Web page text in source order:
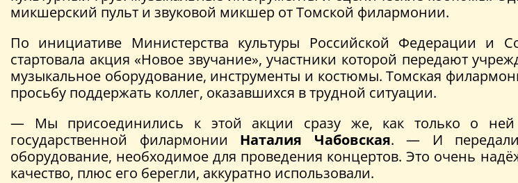
микшерский пульт и звуковой микшер от Томской филармонии.
По инициативе Министерства культуры Российской Федерации и
стартовала акция «Новое звучание», участники которой передают
музыкальное оборудование, инструменты и костюмы. Томская
просьбу поддержать коллег, оказавшихся в трудной ситуации.
— Мы присоединились к этой акции сразу же, как только о ней
государственной филармонии Наталия Чабовская. — И передали
оборудование, необходимое для проведения концертов. Это очень
качество, плюс его берегли, аккуратно использовали.